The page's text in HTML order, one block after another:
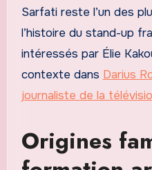
Sarfati reste l’un des
l’histoire du stand-up
intéressés par Élie
contexte dans Darius
journaliste de la
Origines